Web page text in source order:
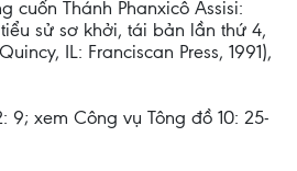
cuốn Thánh Phanxicô Assisi:
sử sơ khởi, tái bản lần thứ 4,
IL: Franciscan Press, 1991),
9; xem Công vụ Tông đồ 10: 25-